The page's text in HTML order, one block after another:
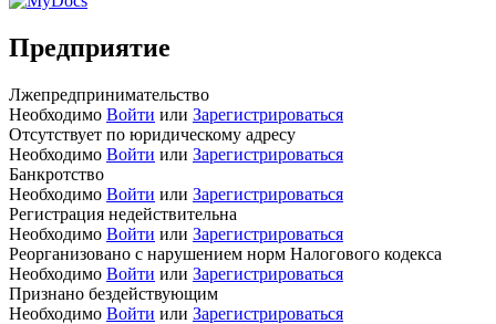
Предприятие
Лжепредпринимательство
Необходимо Войти или Зарегистрироваться
Отсутствует по юридическому адресу
Необходимо Войти или Зарегистрироваться
Банкротство
Необходимо Войти или Зарегистрироваться
Регистрация недействительна
Необходимо Войти или Зарегистрироваться
Реорганизовано с нарушением норм Налогового кодекса
Необходимо Войти или Зарегистрироваться
Признано бездействующим
Необходимо Войти или Зарегистрироваться